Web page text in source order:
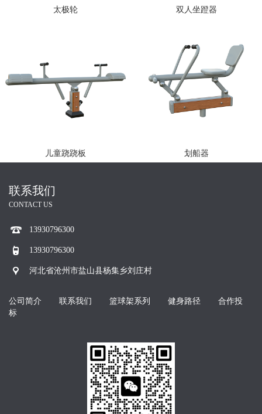
太极轮 双人坐蹬器
儿童跷跷板 划船器
联系我们
CONTACT US
13930796300
13930796300
河北省沧州市盐山县杨集乡刘庄村
公司简介 联系我们 篮球架系列 健身路径
合作投
标